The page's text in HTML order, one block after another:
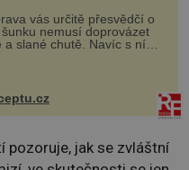
vás určitě přesvědčí o
nemusí doprovázet
a slané chutě. Navíc s ní
poměrně hodně hladových
sádlo 3 kg šunky
česneku hl...
pozoruje, jak se zvláštní